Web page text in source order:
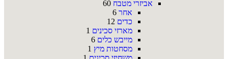
אביזרי מטבח 60
אחר 6
כדים 12
מארזי סכינים 1
מייבש כלים 6
מסחטות מיץ 1